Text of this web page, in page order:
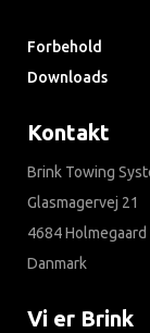
Forbehold
Downloads
Kontakt
Brink Towing
Glasmagervej 21
4684 Holmegaard
Danmark
Vi er Brink